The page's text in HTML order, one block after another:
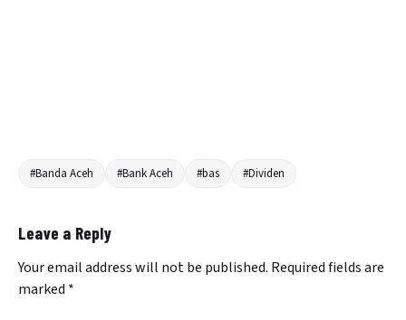
#Banda Aceh #Bank Aceh #bas #Dividen
Leave a Reply
Your email address will not be published. Required fields are
marked *